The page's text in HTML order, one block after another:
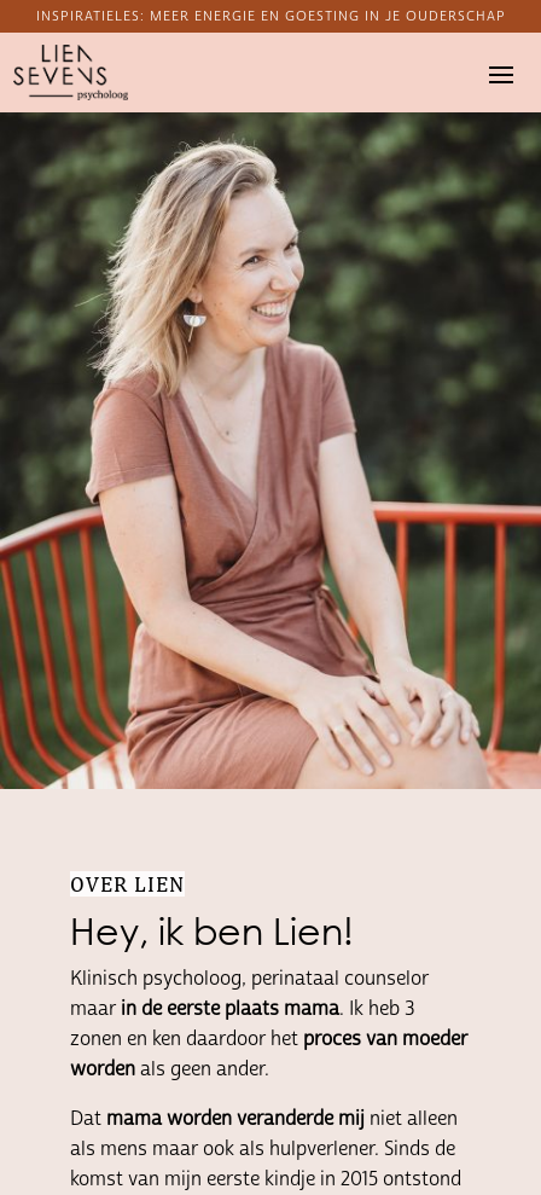
INSPIRATIELES: MEER ENERGIE EN GOESTING IN JE OUDERSCHAP
OVER LIEN
Hey, ik ben Lien!
Klinisch psycholoog, perinataal counselor
maar in de eerste plaats mama. Ik heb 3
zonen en ken daardoor het proces van moeder
worden als geen ander.
Dat mama worden veranderde mij niet alleen
als mens maar ook als hulpverlener. Sinds de
komst van mijn eerste kindje in 2015 ontstond